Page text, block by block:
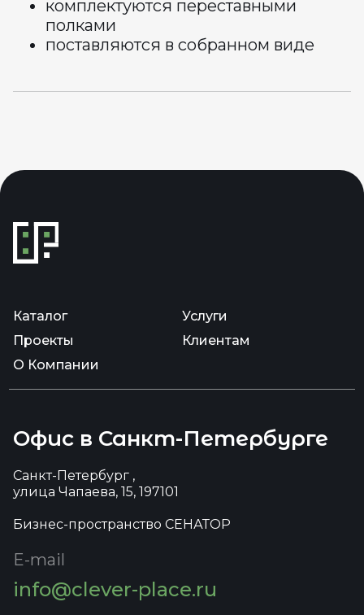
комплектуются переставными
полками
поставляются в собранном виде
Каталог
Услуги
Проекты
Клиентам
О Компании
Офис в Санкт-Петербурге
Санкт-Петербург ,
улица Чапаева, 15, 197101
Бизнес-пространство СЕНАТОР
E-mail
info@clever-place.ru